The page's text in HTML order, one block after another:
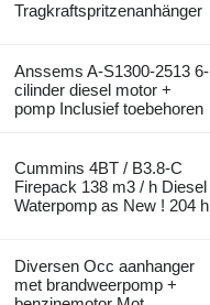
Tragkraftspritzenanhänger
Anssems A-S1300-2513 6-
cilinder diesel motor +
pomp Inclusief toebehoren
Cummins 4BT / B3.8-C
Firepack 138 m3 / h Diesel
Waterpomp as New ! 204 h
Diversen Occ aanhanger
met brandweerpomp +